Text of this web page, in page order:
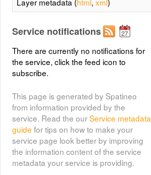
Service notifications
There are currently no notifications for
the service, click the feed icon to
subscribe.
This page is generated by Spatineo
from information provided by the
service. Read the ourService metadata
guide for tips on how to make your
service page look better by improving
the information content of the service
metadata your service is providing.